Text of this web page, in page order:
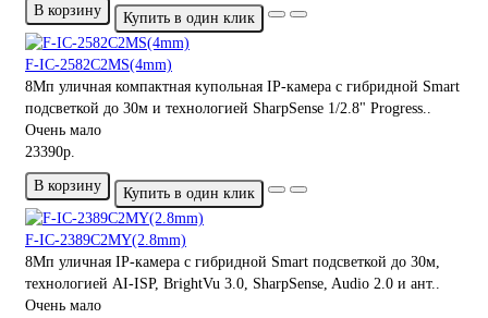
В корзину Купить в один клик
F-IC-2582C2MS(4mm)
8Мп уличная компактная купольная IP-камера с гибридной Smart
подсветкой до 30м и технологией SharpSense 1/2.8" Progress..
Очень мало
23390р.
В корзину Купить в один клик
F-IC-2389C2MY(2.8mm)
8Мп уличная IP-камера с гибридной Smart подсветкой до 30м,
технологией AI-ISP, BrightVu 3.0, SharpSense, Audio 2.0 и ант..
Очень мало